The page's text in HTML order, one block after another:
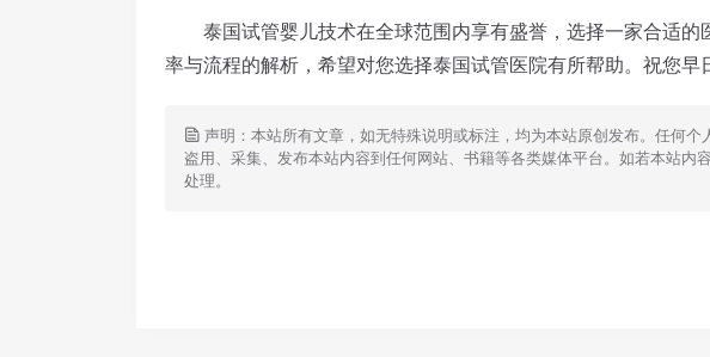
泰国试管婴儿技术在全球范围内享有盛誉，选择一家合适的
率与流程的解析，希望对您选择泰国试管医院有所帮助。祝您早
声明：本站所有文章，如无特殊说明或标注，均为本站原创发布。任何个
盗用、采集、发布本站内容到任何网站、书籍等各类媒体平台。如若本站内
处理。